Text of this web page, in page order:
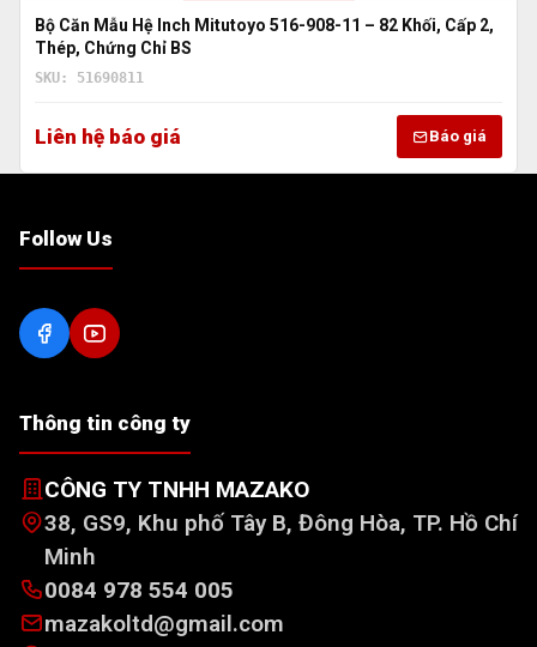
Bộ Căn Mẫu Hệ Inch Mitutoyo 516-908-11 – 82 Khối, Cấp 2,
Thép, Chứng Chỉ BS
SKU: 51690811
Liên hệ báo giá Báo giá
Follow Us
Thông tin công ty
CÔNG TY TNHH MAZAKO
38, GS9, Khu phố Tây B, Đông Hòa, TP. Hồ Chí
Minh
0084 978 554 005
mazakoltd@gmail.com